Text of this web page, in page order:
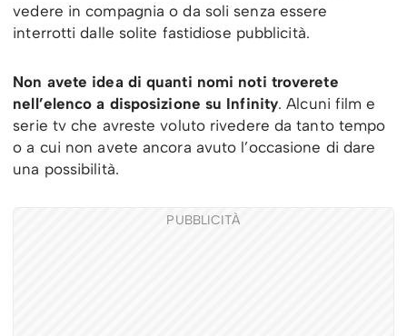
vedere in compagnia o da soli senza essere
interrotti dalle solite fastidiose pubblicità.
Non avete idea di quanti nomi noti troverete
nell’elenco a disposizione su Infinity. Alcuni film e
serie tv che avreste voluto rivedere da tanto tempo
o a cui non avete ancora avuto l’occasione di dare
una possibilità.
PUBBLICITÀ